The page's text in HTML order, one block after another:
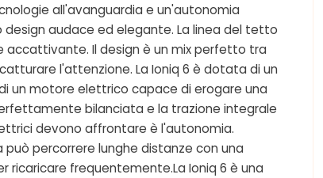
all'avanguardia e un'autonomia
audace ed elegante. La linea del tetto
Il design è un mix perfetto tra
l'attenzione. La Ioniq 6 è dotata di un
un motore elettrico capace di erogare una
bilanciata e la trazione integrale
devono affrontare è l'autonomia.
percorrere lunghe distanze con una
ricaricare frequentemente.La Ioniq 6 è una